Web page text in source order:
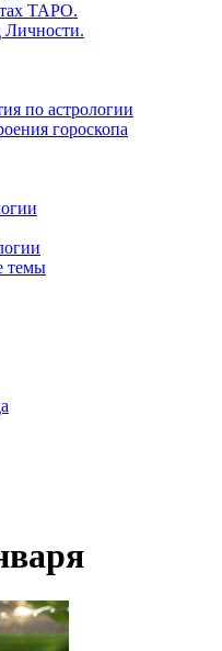
ТАРО.
по астрологии
гороскопа
темы